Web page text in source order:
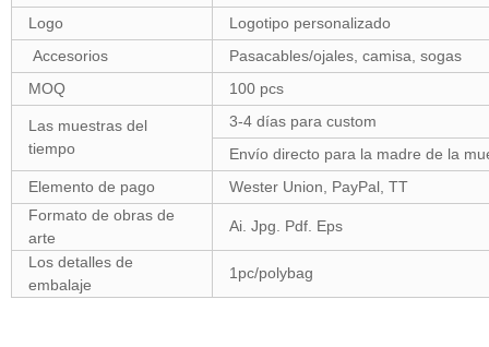
Logo
Logotipo personalizado
Accesorios
Pasacables/ojales, camisa, sogas
MOQ
100 pcs
Las muestras del
tiempo
3-4 días para custom
Envío directo para la madre de la
Elemento de pago
Wester Union, PayPal, TT
Formato de obras de
arte
Ai. Jpg. Pdf. Eps
Los detalles de
embalaje
1pc/polybag